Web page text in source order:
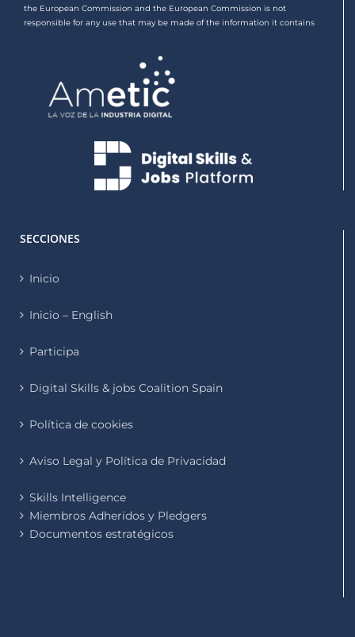
the European Commission and the European Commission is not
responsible for any use that may be made of the information it contains
SECCIONES
Inicio
Inicio – English
Participa
Digital Skills & jobs Coalition Spain
Política de cookies
Aviso Legal y Política de Privacidad
Skills Intelligence
Miembros Adheridos y Pledgers
Documentos estratégicos